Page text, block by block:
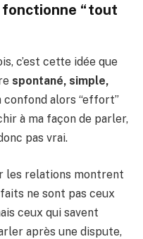
fonctionne “tout
c’est cette idée que
spontané, simple,
confond alors “effort”
à ma façon de parler,
pas vrai.
les relations montrent
ne sont pas ceux
ceux qui savent
après une dispute,